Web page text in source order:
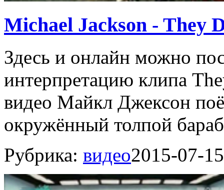
Michael Jackson - They
Здесь и онлайн можно
интерпретацию клипа
видео Майкл Джексон
окружённый толпой
Рубрика: видео2015-07-15